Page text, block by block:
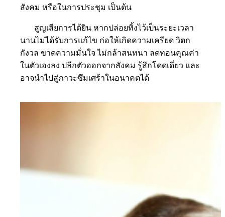
สังคม หรือในการประชุม เป็นต้น
สูญเสียการได้ยิน หากปล่อยทิ้งไว้เป็นระยะเวลา
นานไม่ได้รับการแก้ไข ก่อให้เกิดความเครียด วิตก
กังวล ขาดความมั่นใจ ไม่กล้าสนทนา ลดทอนคุณค่า
ในตัวเองลง ปลีกตัวออกจากสังคม รู้สึกโดดเดี่ยว และ
อาจนำไปสู่ภาวะซึมเศร้าในอนาคตได้